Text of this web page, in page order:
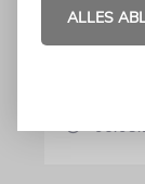
Theodor
nach
ALLES